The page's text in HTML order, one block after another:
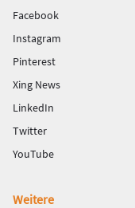
Facebook
Instagram
Pinterest
Xing News
LinkedIn
Twitter
YouTube
Weitere